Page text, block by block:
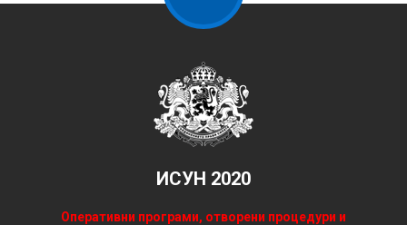
ИСУН 2020
Оперативни програми, отворени процедури и